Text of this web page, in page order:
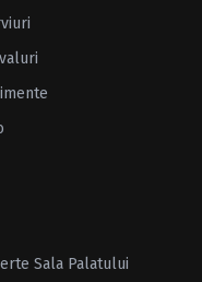
Sala Palatului